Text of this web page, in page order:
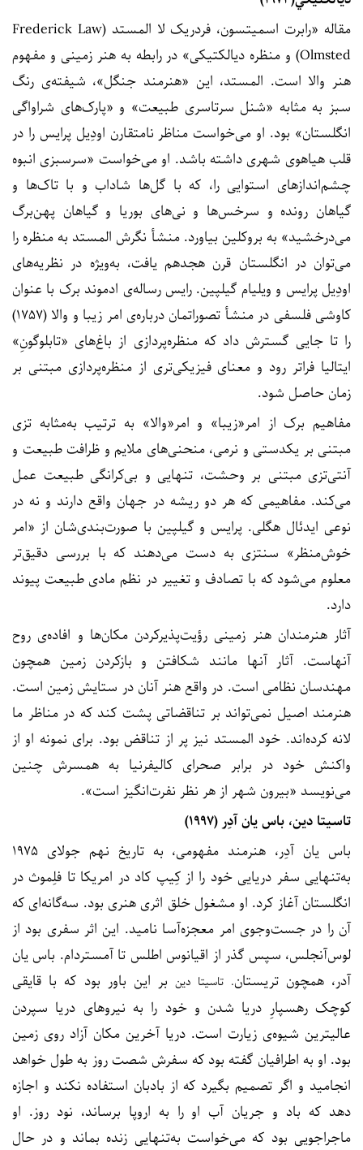
مقاله «رابرت اسمیتسون، فردریک لا المستد (Frederick Law
Olmsted) و منظره دیالکتیکی» در رابطه به هنر زمینی و مفهوم
هنر والا است. المستد، این «هنرمند جنگل»، شیفته‌ی رنگ
سبز به مثابه «شنل سرتاسری طبیعت» و «پارک‌های شراواگی
انگلستان» بود. او می‌خواست مناظر نامتقارن اودِیل پرایس را در
قلب هیاهوی شهری داشته باشد. او می‌خواست «سرسبزی انبوه
چشم‌اندازهای استوایی را، که با گل‌ها شاداب و با تاک‌ها و
گیاهان رونده و سرخس‌ها و نی‌های بوریا و گیاهان پهن‌برگ
می‌درخشید» به بروکلین بیاورد. منشأ نگرش المستد به منظره را
می‌توان در انگلستان قرن هجدهم یافت، به‌ویژه در نظریه‌های
اودِیل پرایس و ویلیام گیلپین. رایس رساله‌ی ادموند برک با عنوان
کاوشی فلسفی در منشأ تصوراتمان درباره‌ی امر زیبا و والا (۱۷۵۷)
را تا جایی گسترش داد که منظره‌پردازی از باغ‌های «تابلوگونِ»
ایتالیا فراتر رود و معنای فیزیکی‌تری از منظره‌پردازی مبتنی بر
زمان حاصل شود.
مفاهیم برک از امر«زیبا» و امر«والا» به ترتیب به‌مثابه تزی
مبتنی بر یکدستی و نرمی، منحنی‌های ملایم و ظرافت طبیعت و
آنتی‌تزی مبتنی بر وحشت، تنهایی و بی‌کرانگی طبیعت عمل
می‌کند. مفاهیمی که هر دو ریشه در جهان واقع دارند و نه در
نوعی ایدئال هگلی. پرایس و گیلپین با صورت‌بندی‌شان از «امر
خوش‌منظر» سنتزی به دست می‌دهند که با بررسی دقیق‌تر
معلوم می‌شود که با تصادف و تغییر در نظم مادی طبیعت پیوند
دارد.
آثار هنرمندان هنر زمینی رؤیت‌پذیرکردن مکان‌ها و افاده‌ی روح
آنهاست. آثار آنها مانند شکافتن و بازکردن زمین همچون
مهندسان نظامی است. در واقع هنر آنان در ستایش زمین است.
هنرمند اصیل نمی‌تواند بر تناقضاتی پشت کند که در مناظر ما
لانه کرده‌اند. خود المستد نیز پر از تناقض بود. برای نمونه او از
واکنش خود در برابر صحرای کالیفرنیا به همسرش چنین
می‌نویسد «بیرون شهر از هر نظر نفرت‌انگیز است».
تاسيتا دين، باس يان آدِر (۱۹۹۷)
باس یان آدِر، هنرمند مفهومی، به تاریخ نهم جولای ۱۹۷۵
به‌تنهایی سفر دریایی خود را از کِیپ کاد در امریکا تا فلِموث در
انگلستان آغاز کرد. او مشغول خلق اثری هنری بود. سه‌گانه‌ای که
آن را در جست‌وجوی امر معجزه‌آسا نامید. این اثر سفری بود از
لوس‌آنجلس، سپس گذر از اقیانوس اطلس تا آمستردام. باس یان
آدر، همچون تریستان. تاسیتا دینبر این باور بود که با قایقی
کوچک رهسپارِ دریا شدن و خود را به نیروهای دریا سپردن
عالیترین شیوه‌ی زیارت است. دریا آخرین مکان آزاد روی زمین
بود. او به اطرافیان گفته بود که سفرش شصت روز به طول خواهد
انجامید و اگر تصمیم بگیرد که از بادبان استفاده نکند و اجازه
دهد که باد و جریان آب او را به اروپا برساند، نود روز. او
ماجراجویی بود که می‌خواست به‌تنهایی زنده بماند و در حال